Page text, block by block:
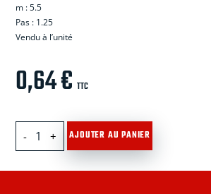
m : 5.5
Pas : 1.25
Venduà l’unité
0,64€ TTC
nylstop
AJOUTER AU PANIER